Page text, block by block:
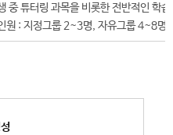
중 튜터링 과목을 비롯한 전반적인 학
원 : 지정그룹 2~3명, 자유그룹 4~8명